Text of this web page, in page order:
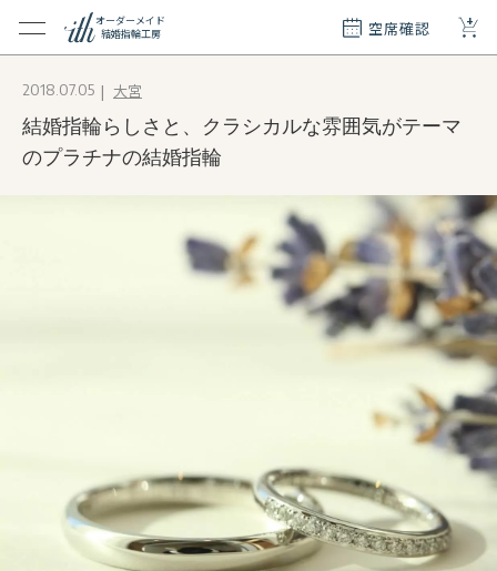
オーダーメイド
結婚指輪工房
空席確認 +
メイド
リー
2018.07.05 大宮
結婚指輪らしさと、クラシカルな雰囲気がテーマ
のプラチナの結婚指輪